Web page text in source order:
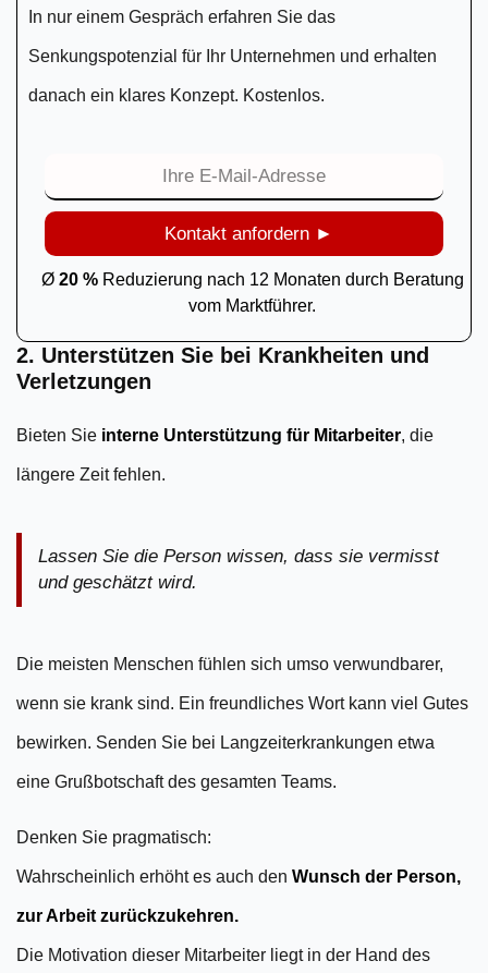
In nur einem Gespräch erfahren Sie das
Senkungspotenzial für Ihr Unternehmen und erhalten
danach ein klares Konzept. Kostenlos.
Kontakt anfordern ►
Ø 20 %Reduzierung nach 12 Monaten durch Beratung
vom Marktführer.
2. Unterstützen Sie bei Krankheiten und
Verletzungen
Bieten Sie interne Unterstützung für Mitarbeiter, die
längere Zeit fehlen.
Lassen Sie die Person wissen, dass sie vermisst
und geschätzt wird.
Die meisten Menschen fühlen sich umso verwundbarer,
wenn sie krank sind. Ein freundliches Wort kann viel Gutes
bewirken. Senden Sie bei Langzeiterkrankungen etwa
eine Grußbotschaft des gesamten Teams.
Denken Sie pragmatisch:
Wahrscheinlich erhöht es auch den Wunsch der Person,
zur Arbeit zurückzukehren.
Die Motivation dieser Mitarbeiter liegt in der Hand des